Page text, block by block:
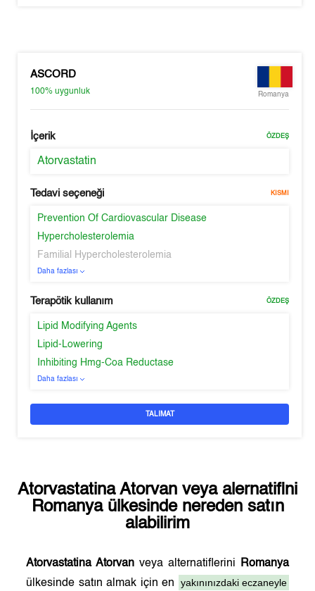
ASCORD
100%uygunluk Romanya
İçerik ÖZDEŞ
Atorvastatin
Tedavi seçeneği KISMI
Prevention Of Cardiovascular Disease
Hypercholesterolemia
Familial Hypercholesterolemia
Daha fazlası
Terapötik kullanım ÖZDEŞ
Lipid Modifying Agents
Lipid-Lowering
Inhibiting Hmg-Coa Reductase
Daha fazlası
TALIMAT
Atorvastatina Atorvan veya alernatifini
Romanyaülkesinde nereden satın
alabilirim
Atorvastatina Atorvan veya alternatiflerini
Romanya
ülkesinde satın almak için en
yakınınızdaki eczaneyle